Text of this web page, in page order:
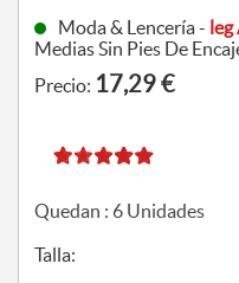
Moda & Lencería - leg
Medias Sin Pies De
Precio: 17,29 €
Quedan : 6Unidades
Talla: